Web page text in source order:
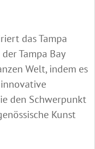
das Tampa
Tampa Bay
Welt, indem es
den Schwerpunkt
Kunst